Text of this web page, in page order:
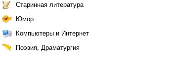
Старинная литература
Юмор
Компьютеры и Интернет
Поэзия, Драматургия